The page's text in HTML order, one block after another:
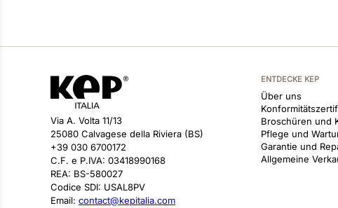
Via A. Volta 11/13
25080 Calvagese della Riviera (BS)
+39 030 6700172
C.F. e P.IVA: 03418990168
REA: BS-580027
Codice SDI: USAL8PV
Email: contact@kepitalia.com
ENTDECKE KEP
Über uns
Broschüren und
Pflege und
Garantie und
Allgemeine